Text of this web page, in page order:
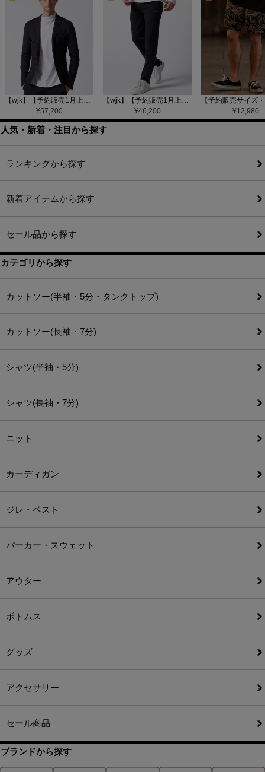
【wjk】【予約販売1月上旬～中旬入荷】function knit jacket(jacquard check) ニットジャケット(207 mw08j)
¥57,200
【wjk】【予約販売1月上旬～中旬入荷】function knit easy slacks(jacquard check) ニットイージーパンツ(504 mw08j)
¥46,200 ¥12,980
人気・新着・注目から探す
ランキングから探す
新着アイテムから探す
セール品から探す
カテゴリから探す
カットソー(半袖・5分・タンクトップ)
カットソー(長袖・7分)
シャツ(半袖・5分)
シャツ(長袖・7分)
ニット
カーディガン
ジレ・ベスト
パーカー・スウェット
アウター
ボトムス
グッズ
アクセサリー
セール商品
ブランドから探す